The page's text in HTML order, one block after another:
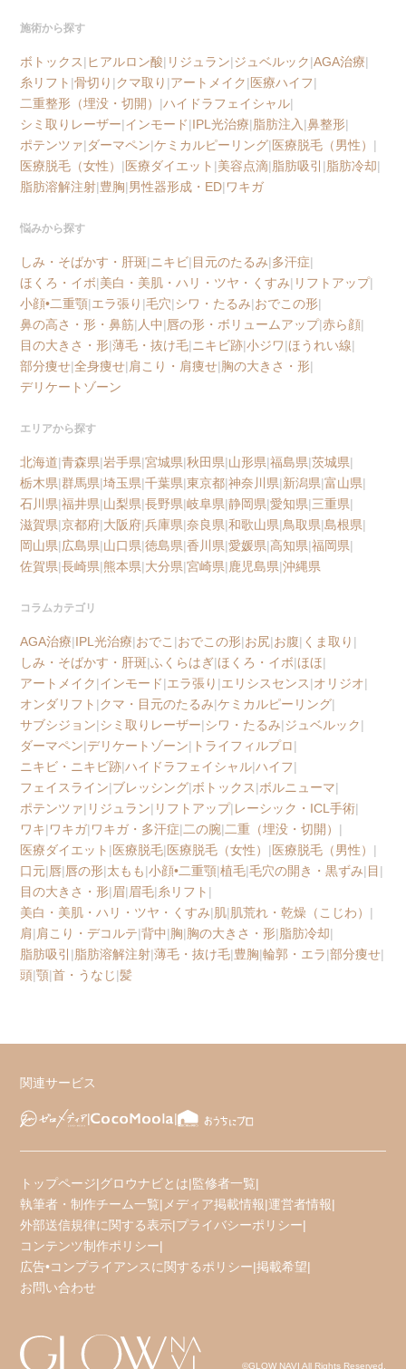
施術から探す
ボトックス|ヒアルロン酸| リジュラン|ジュベルック|AGA治療|
糸リフト |骨切り |クマ取り |アートメイク|医療ハイフ|
二重整形（埋没・切開） |ハイドラフェイシャル|
シミ取りレーザー|インモード|IPL光治療|脂肪注入 |鼻整形|
ポテンツァ|ダーマペン|ケミカルピーリング|医療脱毛（男性） |
医療脱毛（女性） |医療ダイエット |美容点滴|脂肪吸引 |脂肪冷却|
脂肪溶解注射|豊胸|男性器形成・ED|ワキガ
悩みから探す
しみ・そばかす・肝斑| ニキビ|目元のたるみ|多汗症|
ほくろ・イボ|美白・美肌・ハリ・ツヤ・くすみ| リフトアップ|
小顔•二重顎|エラ張り |毛穴|シワ・たるみ|おでこの形|
鼻の高さ・形・鼻筋| 人中|唇の形・ボリュームアップ|赤ら顔|
目の大きさ・形|薄毛・抜け毛| ニキビ跡|小ジワ|ほうれい線|
部分痩せ|全身痩せ|肩こり・肩痩せ|胸の大きさ・形|
デリケートゾーン
エリアから探す
北海道|青森県|岩手県|宮城県|秋田県|山形県|福島県|茨城県|
栃木県|群馬県|埼玉県|千葉県|東京都|神奈川県|新潟県|富山県|
石川県|福井県|山梨県|長野県|岐阜県|静岡県|愛知県|三重県|
滋賀県|京都府|大阪府|兵庫県|奈良県|和歌山県|鳥取県|島根県|
岡山県|広島県|山口県|徳島県|香川県|愛媛県|高知県|福岡県|
佐賀県|長崎県|熊本県|大分県|宮崎県|鹿児島県|沖縄県
コラムカテゴリ
AGA治療|IPL光治療|おでこ |おでこの形|お尻|お腹| くま取り |
しみ・そばかす・肝斑|ふくらはぎ|ほくろ・イボ|ほほ|
アートメイク|インモード|エラ張り |エリシスセンス|オリジオ|
オンダリフト |クマ・目元のたるみ|ケミカルピーリング|
サブシジョン|シミ取りレーザー|シワ・たるみ|ジュベルック|
ダーマペン|デリケートゾーン| トライフィルプロ|
ニキビ・ニキビ跡|ハイドラフェイシャル|ハイフ|
フェイスライン|ブレッシング|ボトックス|ボルニューマ|
ポテンツァ| リジュラン| リフトアップ|レーシック・ICL手術|
ワキ|ワキガ|ワキガ・多汗症|二の腕|二重（埋没・切開） |
医療ダイエット |医療脱毛|医療脱毛（女性） |医療脱毛（男性） |
口元|唇|唇の形|太もも|小顔•二重顎|植毛|毛穴の開き・黒ずみ|目 |
目の大きさ・形|眉|眉毛|糸リフト |
美白・美肌・ハリ・ツヤ・くすみ|肌|肌荒れ・乾燥（こじわ） |
肩|肩こり・デコルテ|背中|胸|胸の大きさ・形|脂肪冷却|
脂肪吸引 |脂肪溶解注射|薄毛・抜け毛|豊胸|輪郭・エラ|部分痩せ|
頭|顎|首・うなじ|髪
関連サービス
トップページ|グロウナビとは|監修者一覧|
執筆者・制作チーム一覧| メディア掲載情報|運営者情報|
外部送信規律に関する表示|プライバシーポリシー|
コンテンツ制作ポリシー|
広告•コンプライアンスに関するポリシー|掲載希望|
お問い合わせ
©GLOW NAVI All Rights Reserved.